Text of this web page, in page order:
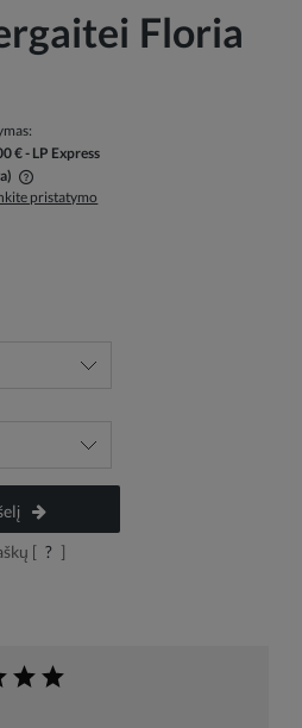
Floria
€- LP Express
mokėjimo išlaidos
pristatymo
[ ? ]